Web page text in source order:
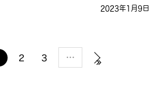
2023年1月9日
2 3 …